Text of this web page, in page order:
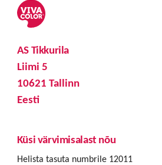
AS Tikkurila
Liimi 5
10621 Tallinn
Eesti
Küsi värvimisalast nõu
Helista tasuta numbrile 12011